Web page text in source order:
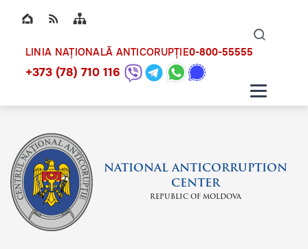
Top bar navigation
LINIA NAȚIONALĂ ANTICORUPȚIE0-800-55555
+373 (78) 710 116
NATIONAL ANTICORRUPTION
CENTER
REPUBLIC OF MOLDOVA